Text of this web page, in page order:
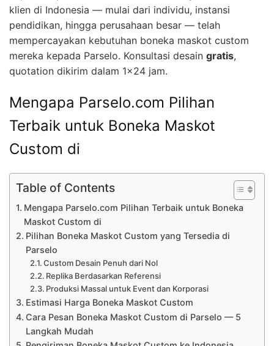
klien di Indonesia — mulai dari individu, instansi
pendidikan, hingga perusahaan besar — telah
mempercayakan kebutuhan boneka maskot custom
mereka kepada Parselo. Konsultasi desain gratis,
quotation dikirim dalam 1×24 jam.
Mengapa Parselo.com Pilihan
Terbaik untuk Boneka Maskot
Custom di
Table of Contents
Mengapa Parselo.com Pilihan Terbaik untuk Boneka
Maskot Custom di
Pilihan Boneka Maskot Custom yang Tersedia di
Parselo
Custom Desain Penuh dari Nol
Replika Berdasarkan Referensi
Produksi Massal untuk Event dan Korporasi
Estimasi Harga Boneka Maskot Custom
Cara Pesan Boneka Maskot Custom di Parselo — 5
Langkah Mudah